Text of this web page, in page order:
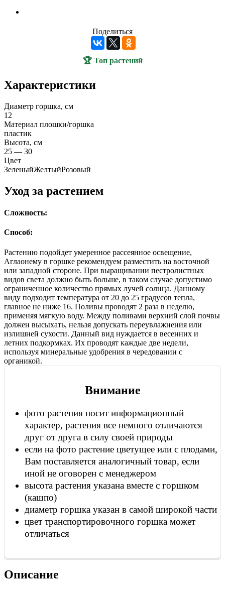
Поделиться
🏆 Топ растений
Характеристики
Диаметр горшка, см
12
Материал плошки/горшка
пластик
Высота, см
25 — 30
Цвет
ЗеленыйЖелтыйРозовый
Уход за растением
Сложность:
Способ:
Растению подойдет умеренное рассеянное освещение,
Аглаонему в горшке рекомендуем разместить на восточной
или западной стороне. При выращивании пестролистных
видов света должно быть больше, в таком случае допустимо
ограниченное количество прямых лучей солнца. Данному
виду подходит температура от 20 до 25 градусов тепла,
главное не ниже 16. Поливы проводят 2 раза в неделю,
применяя мягкую воду. Между поливами верхний слой почвы
должен высыхать, нельзя допускать переувлажнения или
излишней сухости. Данный вид нуждается в весенних и
летних подкормках. Их проводят каждые две недели,
используя минеральные удобрения в чередовании с
органикой.
Внимание
фото растения носит информационный
характер, растения все немного отличаются
друг от друга в силу своей природы
если на фото растение цветущее или с плодами,
Вам поставляется аналогичный товар, если
иной не оговорен с менеджером
высота растения указана вместе с горшком
(кашпо)
диаметр горшка указан в самой широкой части
цвет транспортировочного горшка может
отличаться
Описание